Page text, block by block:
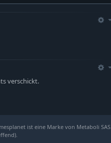
verschickt.
ist eine Marke von Metaboli SAS.